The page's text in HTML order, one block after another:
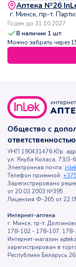
Аптека №26
г. Минск, пр-т.
Годен до 31.10.2027
В наличии 1 шт.
Можно забрать через
Общество с
УНП 190431476 Юр.
ул. Якуба Коласа, 73/3-
Электронная почта:
Телефон приемной:
Зарегистрировано
от 20.03.2003 №395
Лицензия Ф-265 от
Интернет-аптека
г. Минск, тр-т.
178-102 - 178-107,
Интернет-магазин
зарегистрирован в
Республики Беларусь